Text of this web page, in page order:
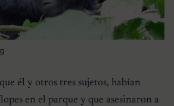
él y otros tres sujetos, habían
en el parque y que asesinaron a